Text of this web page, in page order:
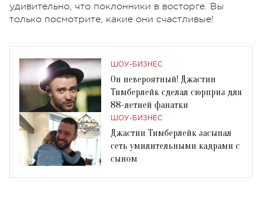
удивительно, что поклонники в восторге. Вы
только посмотрите, какие они счастливые!
ШОУ-БИЗНЕС
Он невероятный! Джастин
Тимберлейк сделал сюрприз для
88-летней фанатки
ШОУ-БИЗНЕС
Джастин Тимберлейк засыпал
сеть умилительными кадрами с
сыном